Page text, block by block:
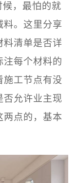
，最怕的就
料。这里分享
料清单是否详
注每个材料的
施工节点有没
否允许业主现
两点的，基本